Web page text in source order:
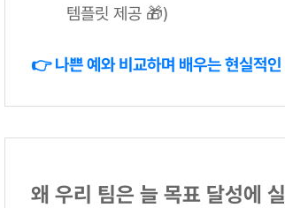
템플릿 제공 🎁)
👉 나쁜 예와 비교하며 배우는 현실적
왜 우리 팀은 늘 목표 달성에